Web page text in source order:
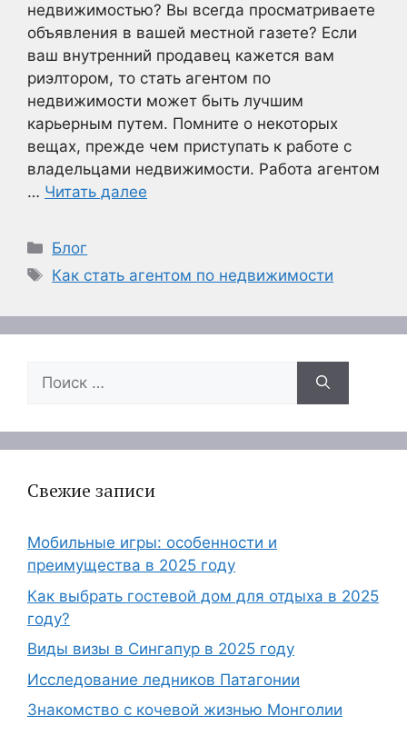
недвижимостью? Вы всегда просматриваете
объявления в вашей местной газете? Если
ваш внутренний продавец кажется вам
риэлтором, то стать агентом по
недвижимости может быть лучшим
карьерным путем. Помните о некоторых
вещах, прежде чем приступать к работе с
владельцами недвижимости. Работа агентом
… Читать далее
Рубрики
Блог
Метки
Как стать агентом по недвижимости
Поиск:
Свежие записи
Мобильные игры: особенности и
преимущества в 2025 году
Как выбрать гостевой дом для отдыха в 2025
году?
Виды визы в Сингапур в 2025 году
Исследование ледников Патагонии
Знакомство с кочевой жизнью Монголии